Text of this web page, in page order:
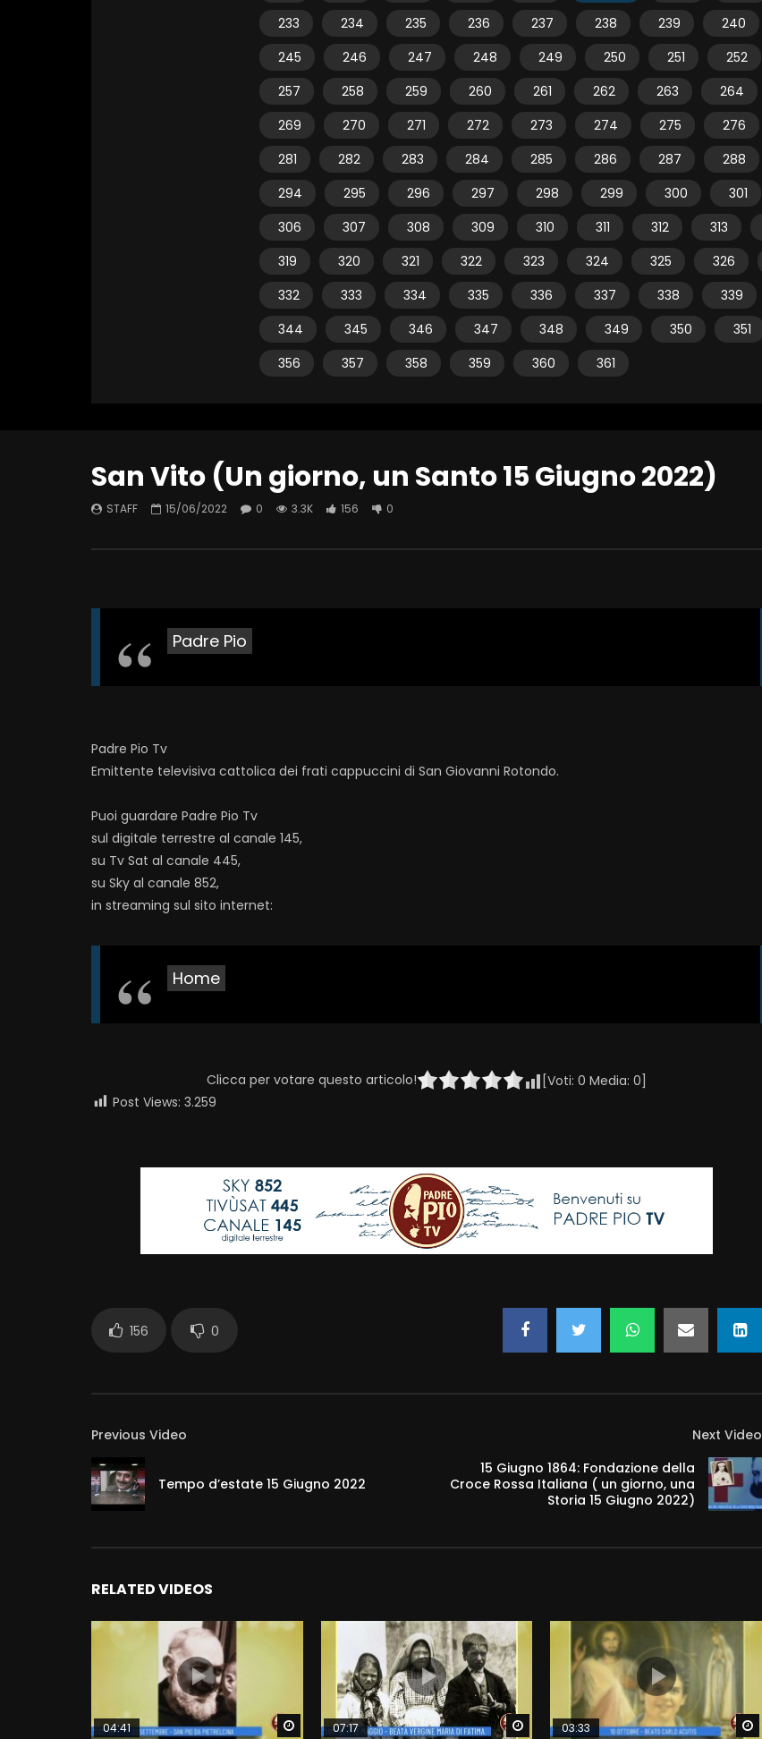
233
234 235 236 237 238 239 240
245
246 247 248 249 250 251 252
257
258 259 260 261 262 263 264
269
270 271 272 273 274 275 276
281
282 283 284 285 286 287 288
294
295 296 297 298 299 300 301
306
307 308 309 310 311 312 313
319
320 321 322 323 324 325 326
332
333 334 335 336 337 338 339
344
345 346 347 348 349 350 351
356
357 358 359 360 361
San Vito (Un giorno, un Santo 15 Giugno 2022)
STAFF 15/06/2022 0 3.3K 156 0
Padre Pio
Padre Pio Tv
Emittente televisiva cattolica dei frati cappuccini di San Giovanni Rotondo.
Puoi guardare Padre Pio Tv
sul digitale terrestre al canale 145,
su Tv Sat al canale 445,
su Sky al canale 852,
in streaming sul sito internet:
Home
Clicca per votare questo articolo! [Voti: 0 Media: 0
Post Views: 3.259
156 0
Previous Video
Tempo d’estate 15 Giugno 2022
Next Video
15 Giugno 1864: Fondazione della
Croce Rossa Italiana ( un giorno, una
Storia 15 Giugno 2022)
RELATED VIDEOS
Watch Later
04:41 Watch Later
07:17 03:33